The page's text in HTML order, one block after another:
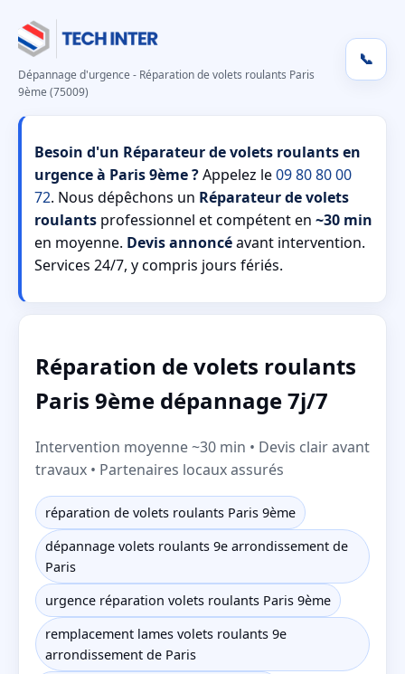
Dépannage d'urgence - Réparation de volets roulants Paris
9ème (75009)
📞
Besoin d'un Réparateur de volets roulants en
urgence à Paris 9ème ?Appelez le09 80 80 00
72. Nous dépêchons un Réparateur de volets
roulants professionnel et compétent en ~30 min
en moyenne. Devis annoncéavant intervention.
Services 24/7, y compris jours fériés.
Réparation de volets roulants
Paris 9ème dépannage 7j/7
Intervention moyenne ~30 min • Devis clair avant
travaux • Partenaires locaux assurés
réparation de volets roulants Paris 9ème
dépannage volets roulants 9e arrondissement de
Paris
urgence réparation volets roulants Paris 9ème
remplacement lames volets roulants 9e
arrondissement de Paris